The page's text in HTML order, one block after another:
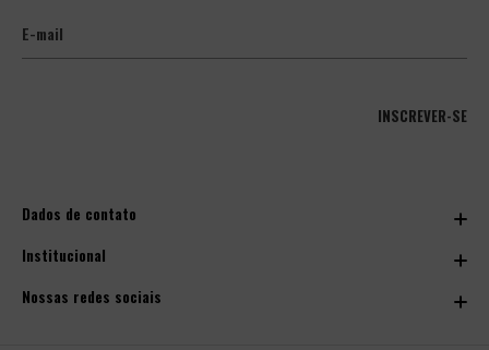
INSCREVER-SE
Dados de contato
(11) 2306-7530
Horário de atendimento
Institucional
Sobre Nós
Nossas redes sociais